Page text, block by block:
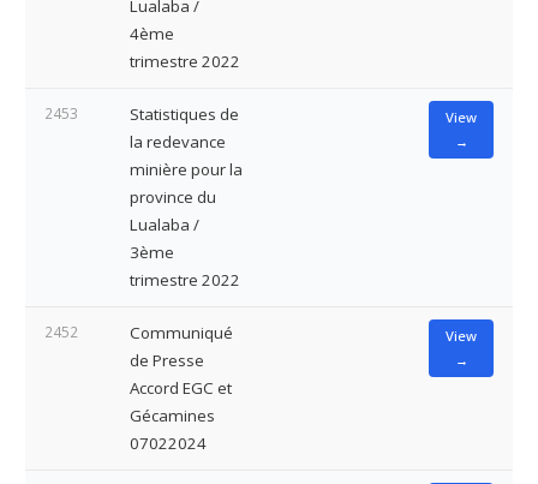
Lualaba /
4ème
trimestre 2022
2453
Statistiques de
la redevance
minière pour la
province du
Lualaba /
3ème
trimestre 2022
View
→
2452
Communiqué
de Presse
Accord EGC et
Gécamines
07022024
View
→